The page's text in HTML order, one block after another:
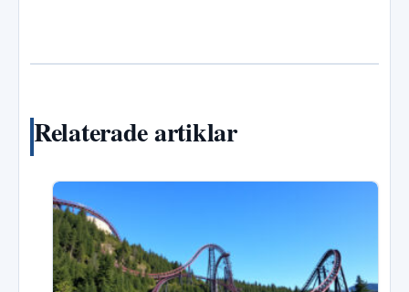
Relaterade artiklar